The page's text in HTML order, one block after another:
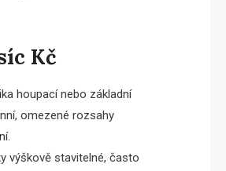
Kč
houpací nebo základní
omezené rozsahy
výškově stavitelné, často